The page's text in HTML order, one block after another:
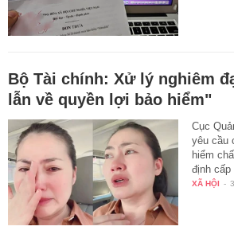
Bộ Tài chính: Xử lý nghiêm
lẫn về quyền lợi bảo hiểm"
Cục
yêu cầu
hiểm
định cấp
XÃ HỘI -